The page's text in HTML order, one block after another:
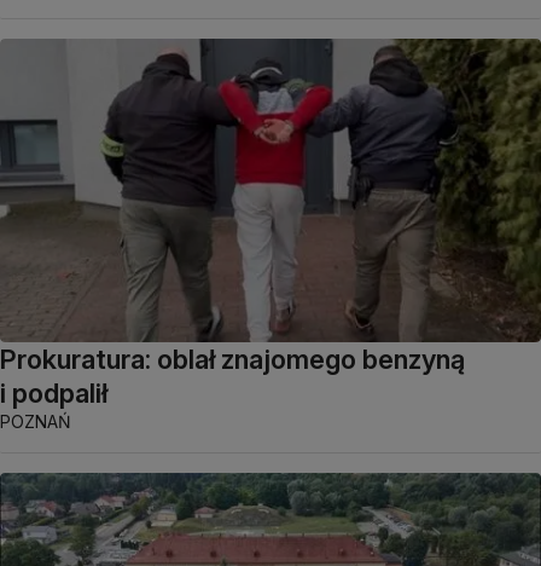
Prokuratura: oblał znajomego benzyną
i podpalił
POZNAŃ